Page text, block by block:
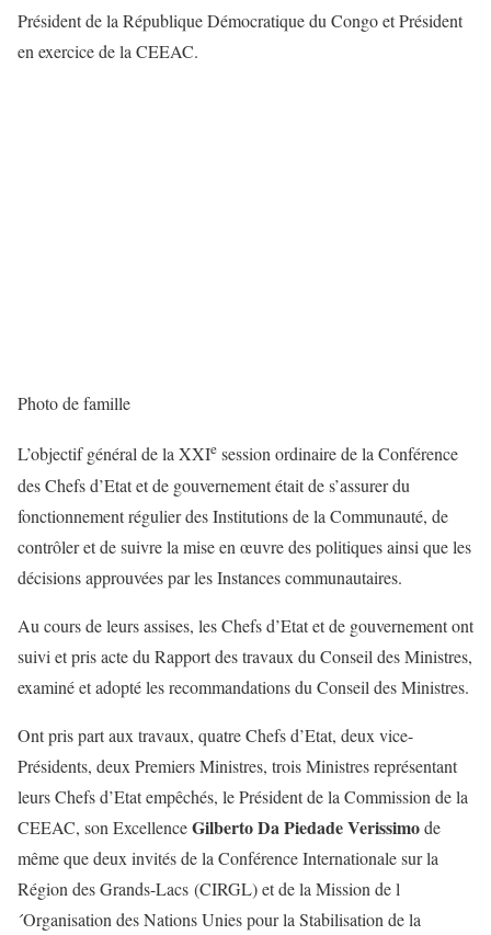
Président de la République Démocratique du Congo et Président
en exercice de la CEEAC.
Photo de famille
L’objectif général de la XXIe session ordinaire de la Conférence
des Chefs d’Etat et de gouvernement était de s’assurer du
fonctionnement régulier des Institutions de la Communauté, de
contrôler et de suivre la mise en œuvre des politiques ainsi que les
décisions approuvées par les Instances communautaires.
Au cours de leurs assises, les Chefs d’Etat et de gouvernement ont
suivi et pris acte du Rapport des travaux du Conseil des Ministres,
examiné et adopté les recommandations du Conseil des Ministres.
Ont pris part aux travaux, quatre Chefs d’Etat, deux vice-
Présidents, deux Premiers Ministres, trois Ministres représentant
leurs Chefs d’Etat empêchés, le Président de la Commission de la
CEEAC, son ExcellenceGilberto Da Piedade Verissimode
même que deux invités de la Conférence Internationale sur la
Région des Grands-Lacs (CIRGL) et de la Mission de l
´Organisation des Nations Unies pour la Stabilisation de la